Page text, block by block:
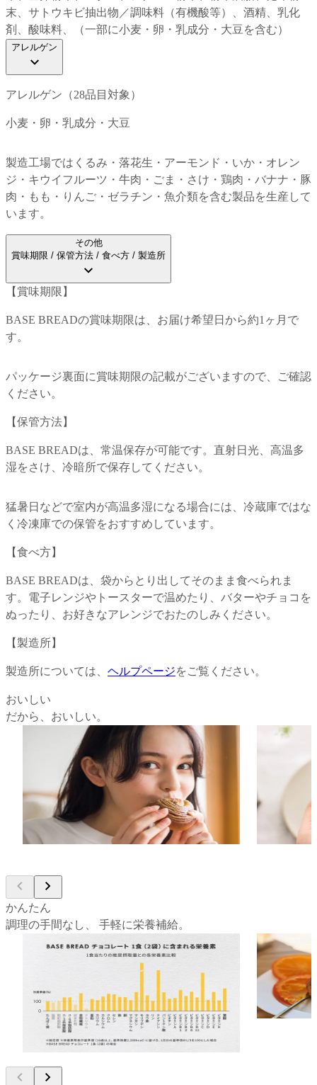
末、サトウキビ抽出物／調味料（有機酸等）、酒精、乳化
剤、酸味料、（一部に小麦・卵・乳成分・大豆を含む）
アレルゲン
アレルゲン（28品目対象）
小麦・卵・乳成分・大豆
製造工場では くるみ・落花生・アーモンド・いか・オレン
ジ・キウイフルーツ・牛肉・ごま・さけ・鶏肉・バナナ・豚
肉・もも・りんご・ゼラチン・魚介類を含む製品を生産して
います。
その他
賞味期限 / 保管方法 / 食べ方 / 製造所
【 賞味期限 】
BASE BREADの賞味期限は、お届け希望日から約1ヶ月で
す。
パッケージ裏面に賞味期限の記載がございますので、ご確認
ください。
【保管方法】
BASE BREADは、常温保存が可能です。直射日光、高温多
湿をさけ、冷暗所で保存してください。
猛暑日などで室内が高温多湿になる場合には、冷蔵庫ではな
く冷凍庫での保管をおすすめしています。
【食べ方】
BASE BREADは、袋からとり出してそのまま食べられま
す。電子レンジやトースターで温めたり、バターやチョコを
ぬったり、お好きなアレンジでおたのしみください。
【製造所】
製造所については、 ヘルプページをご覧ください。
おいしい
だから、おいしい。
独自の配合による、からだにいいのに美味
しいパン。
独自のテクノロジーによる配合と製法によ
り、原材料が持つ独特な癖を感じさせない
味わいと、しっとりもっちりとした食感
で、毎日でも美味しく身近な食事としてお
楽しみいただけます。
科学的ア
栄養面の
る官能評
多角的に測
す。多い
ながら、
かんたん
調理の手間なし、 手軽に栄養補給。
33種の栄養素がバランスよく摂れる、完全
たんぱく質、食物繊維、ビタミン・ミネラ
ルなど、からだに必要な33種類の栄養素を
バランスよく摂ることができます。毎日の
食事選びに悩むことなく、いつでも手軽に
理想の栄養バランスが整います。
栄養バラン
健康のため
かと食費も
ら、自分
簡単に、理